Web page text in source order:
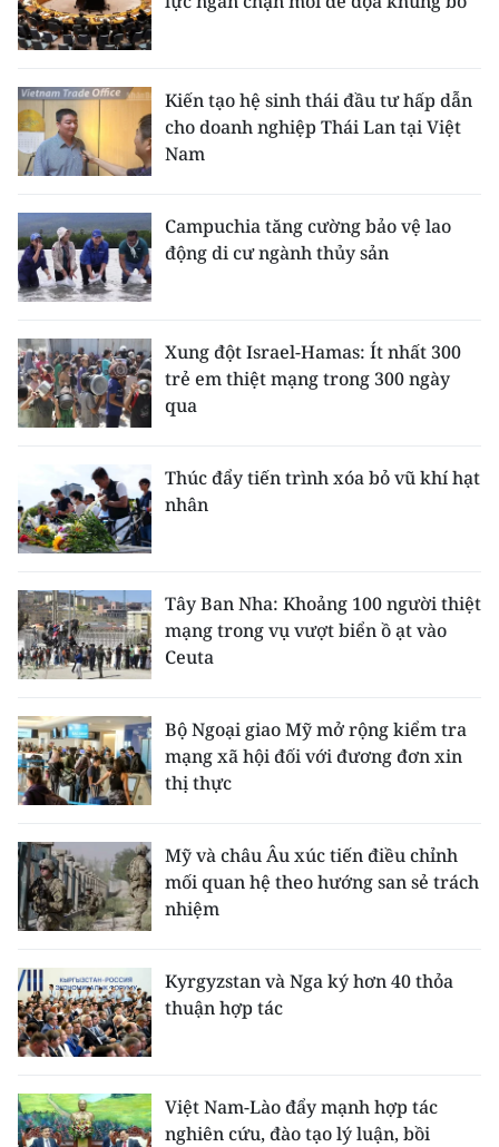
Kiến tạo hệ sinh thái đầu tư hấp dẫn
cho doanh nghiệp Thái Lan tại Việt
Nam
Campuchia tăng cường bảo vệ lao
động di cư ngành thủy sản
Xung đột Israel-Hamas: Ít nhất 300
trẻ em thiệt mạng trong 300 ngày
qua
Thúc đẩy tiến trình xóa bỏ vũ khí hạt
nhân
Tây Ban Nha: Khoảng 100 người thiệt
mạng trong vụ vượt biển ồ ạt vào
Ceuta
Bộ Ngoại giao Mỹ mở rộng kiểm tra
mạng xã hội đối với đương đơn xin
thị thực
Mỹ và châu Âu xúc tiến điều chỉnh
mối quan hệ theo hướng san sẻ trách
nhiệm
Kyrgyzstan và Nga ký hơn 40 thỏa
thuận hợp tác
Việt Nam-Lào đẩy mạnh hợp tác
nghiên cứu, đào tạo lý luận, bồi